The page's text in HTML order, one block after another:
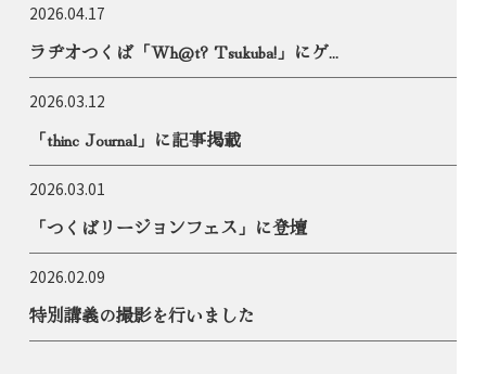
2026.04.17
ラヂオつくば「Wh@t? Tsukuba!」にゲ...
2026.03.12
「thinc Journal」に記事掲載
2026.03.01
「つくばリージョンフェス」に登壇
2026.02.09
特別講義の撮影を行いました